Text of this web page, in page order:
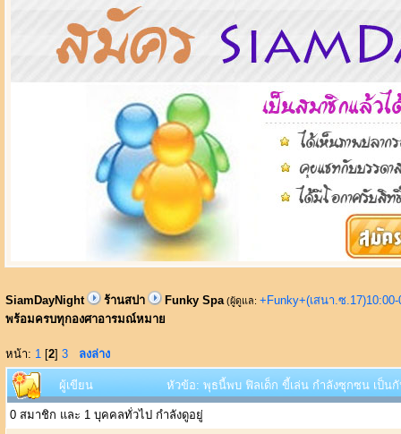
SiamDayNight ร้านสปา Funky Spa (ผู้ดูแล: +Funky+(เสนา.ซ
พร้อมครบทุกองศาอารมณ์หมาย
หน้า: 1 [2] 3 ลงล่าง
ผู้เขียน หัวข้อ: พุธนี้พบ ฟิลเด็ก ขี้เล่น กำลังซุกซน เป็น
0 สมาชิก และ 1 บุคคลทั่วไป กำลังดูอยู่